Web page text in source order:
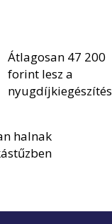
Átlagosan 47 200
forint lesz a
nyugdíjkiegészítés
halnak